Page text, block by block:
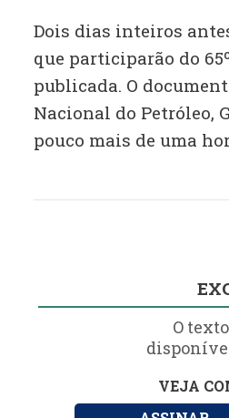
Dois dias inteiros
que participarão do
publicada. O
Nacional do Petróleo,
pouco mais de uma
O
VEJA